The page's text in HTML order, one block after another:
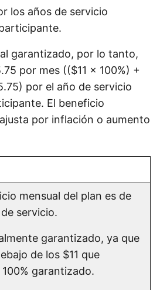
los años de servicio
garantizado, por lo tanto,
por mes (($11 x 100%) +
por el año de servicio
El beneficio
por inflación o aumento
mensual del plan es de
servicio.
garantizado, ya que
de los $11 que
garantizado.